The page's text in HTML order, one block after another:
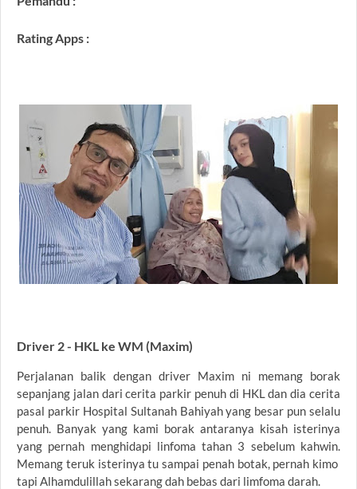
Rating Apps :
Driver 2 - HKL ke WM (Maxim)
Perjalanan balik dengan driver Maxim ni memang borak
sepanjang jalan dari cerita parkir penuh di HKL dan dia cerita
pasal parkir Hospital Sultanah Bahiyah yang besar pun selalu
penuh. Banyak yang kami borak antaranya kisah isterinya
yang pernah menghidapi linfoma tahan 3 sebelum kahwin.
Memang teruk isterinya tu sampai penah botak, pernah kimo
tapi Alhamdulillah sekarang dah bebas dari limfoma darah.